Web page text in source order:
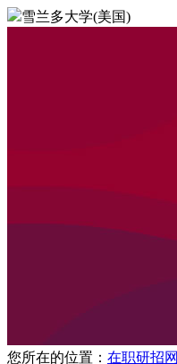
雪兰多大学(美国)
您所在的位置： 在职研招网